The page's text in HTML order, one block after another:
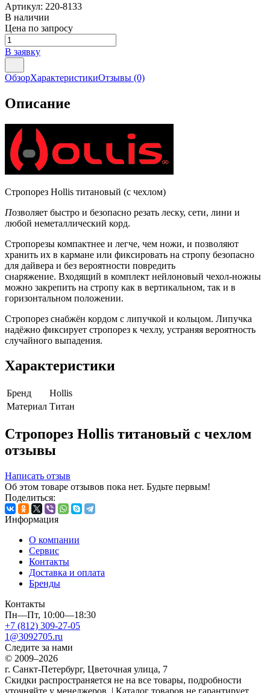
Артикул: 220-8133
В наличии
Цена по запросу
В заявку
ОбзорХарактеристикиОтзывы (0)
Описание
Стропорез Hollis титановый (с чехлом)
Позволяет быстро и безопасно резать леску, сети, лини и
любой неметаллический корд.
Стропорезы компактнее и легче, чем ножи, и позволяют
хранить их в кармане или фиксировать на стропу безопасно
для дайвера и без вероятности повредить
снаряжение. Входящий в комплект нейлоновый чехол-ножны
можно закрепить на стропу как в вертикальном, так и в
горизонтальном положении.
Стропорез снабжён кордом с липучкой и кольцом. Липучка
надёжно фиксирует стропорез к чехлу, устраняя вероятность
случайного выпадения.
Характеристики
Бренд
Hollis
Материал Титан
Стропорез Hollis титановый с чехлом
отзывы
Написать отзыв
Об этом товаре отзывов пока нет. Будьте первым!
Поделиться:
Информация
О компании
Сервис
Контакты
Доставка и оплата
Бренды
Контакты
Пн—Пт, 10:00—18:30
+7 (812) 309-27-05
1@3092705.ru
Следите за нами
© 2009–2026
г. Санкт-Петербург, Цветочная улица, 7
Скидки распространяется не на все товары, подробности